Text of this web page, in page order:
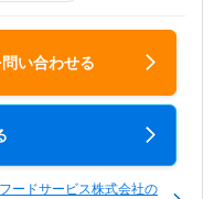
い合わせる
ードサービス株式会社の